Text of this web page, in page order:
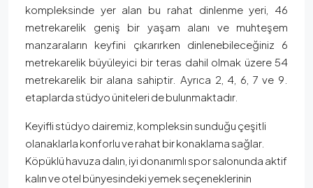
kompleksinde yer alan bu rahat dinlenme yeri, 46
metrekarelik geniş bir yaşam alanı ve muhteşem
manzaraların keyfini çıkarırken dinlenebileceğiniz 6
metrekarelik büyüleyici bir teras dahil olmak üzere 54
metrekarelik bir alana sahiptir. Ayrıca 2, 4, 6, 7 ve 9.
etaplarda stüdyo üniteleri de bulunmaktadır.
Keyifli stüdyo dairemiz, kompleksin sunduğu çeşitli
olanaklarla konforlu ve rahat bir konaklama sağlar.
Köpüklü havuza dalın, iyi donanımlı spor salonunda aktif
kalın ve otel bünyesindeki yemek seçeneklerinin